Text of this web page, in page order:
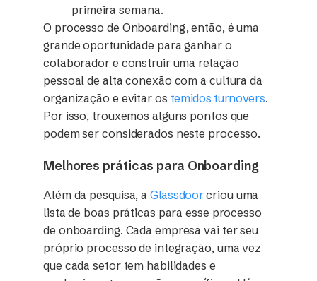
primeira semana.
O processo de Onboarding, então, é uma
grande oportunidade para ganhar o
colaborador e construir uma relação
pessoal de alta conexão com a cultura da
organização e evitar os temidos turnovers.
Por isso, trouxemos alguns pontos que
podem ser considerados neste processo.
Melhores práticas para Onboarding
Além da pesquisa, a Glassdoorcriou uma
lista de boas práticas para esse processo
de onboarding. Cada empresa vai ter seu
próprio processo de integração, uma vez
que cada setor tem habilidades e